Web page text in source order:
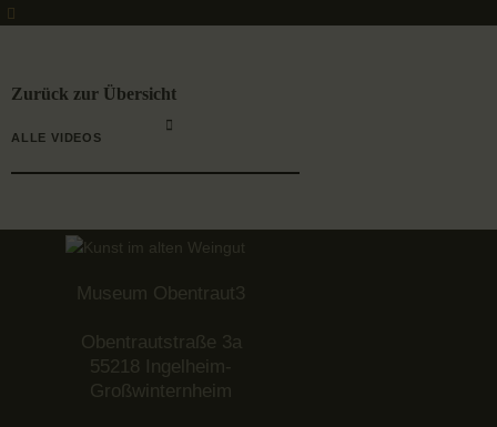
Zurück zur Übersicht
ALLE VIDEOS
Museum Obentraut3
Obentrautstraße 3a
55218 Ingelheim-
Großwinternheim